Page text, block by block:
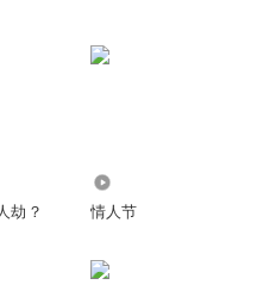
劫？ 情人节